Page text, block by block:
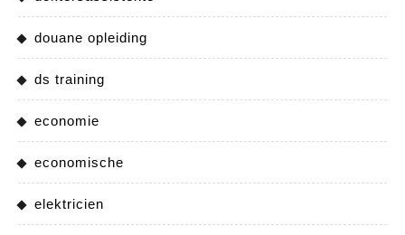
douane opleiding
ds training
economie
economische
elektricien